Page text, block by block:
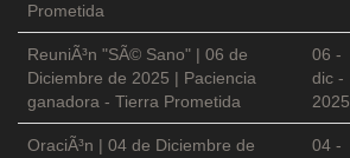
Prometida
ReuniÃ³n "SÃ© Sano" | 06 de
Diciembre de 2025 | Paciencia
ganadora - Tierra Prometida
06 -
dic -
2025
OraciÃ³n | 04 de Diciembre de
04 -